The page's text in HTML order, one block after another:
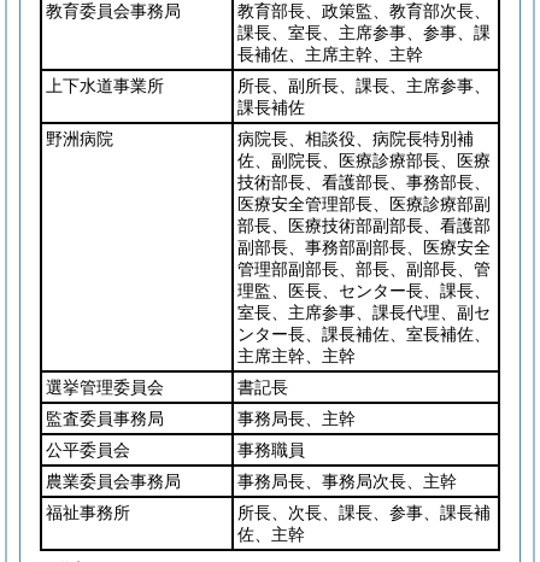
教育委員会事務局
教育部長、政策監、教育部次長、
課長、室長、主席参事、参事、課
長補佐、主席主幹、主幹
上下水道事業所
所長、副所長、課長、主席参事、
課長補佐
野洲病院
病院長、相談役、病院長特別補
佐、副院長、医療診療部長、医療
技術部長、看護部長、事務部長、
医療安全管理部長、医療診療部副
部長、医療技術部副部長、看護部
副部長、事務部副部長、医療安全
管理部副部長、部長、副部長、管
理監、医長、センター長、課長、
室長、主席参事、課長代理、副セ
ンター長、課長補佐、室長補佐、
主席主幹、主幹
選挙管理委員会
書記長
監査委員事務局
事務局長、主幹
公平委員会
事務職員
農業委員会事務局
事務局長、事務局次長、主幹
福祉事務所
所長、次長、課長、参事、課長補
佐、主幹